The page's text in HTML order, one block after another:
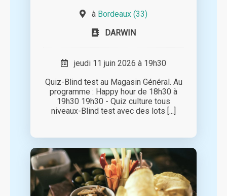
à Bordeaux (33)
DARWIN
jeudi 11 juin 2026 à 19h30
Quiz-Blind test au Magasin Général. Au
programme : Happy hour de 18h30 à
19h30 19h30 - Quiz culture tous
niveaux-Blind test avec des lots [...]